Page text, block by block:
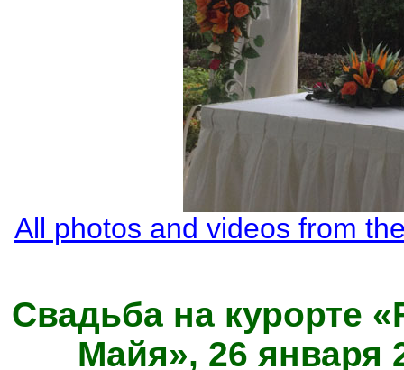
All photos and videos from
Свадьба на курорте
Майя», 26 января